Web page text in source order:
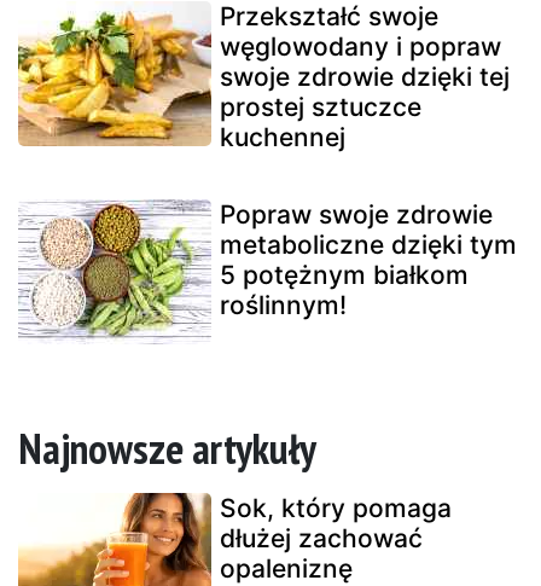
Przekształć swoje
węglowodany i popraw
swoje zdrowie dzięki tej
prostej sztuczce
kuchennej
Popraw swoje zdrowie
metaboliczne dzięki tym
5 potężnym białkom
roślinnym!
Najnowsze artykuły
Sok, który pomaga
dłużej zachować
opaleniznę